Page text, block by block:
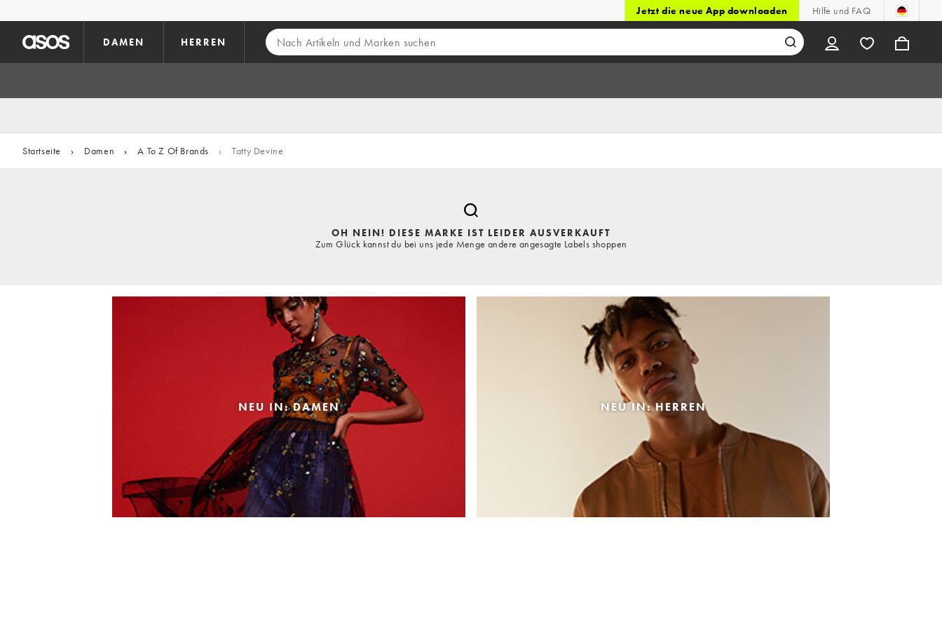
Jetzt die neue App downloaden Hilfe und FAQ
DAMEN HERREN
Startseite › Damen › A To Z Of Brands › Tatty Devine
OH NEIN! DIESE MARKE IST LEIDER AUSVERKAUFT
Zum Glück kannst du bei uns jede Menge andere angesagte Labels shoppen
NEU IN: DAMEN NEU IN: HERREN